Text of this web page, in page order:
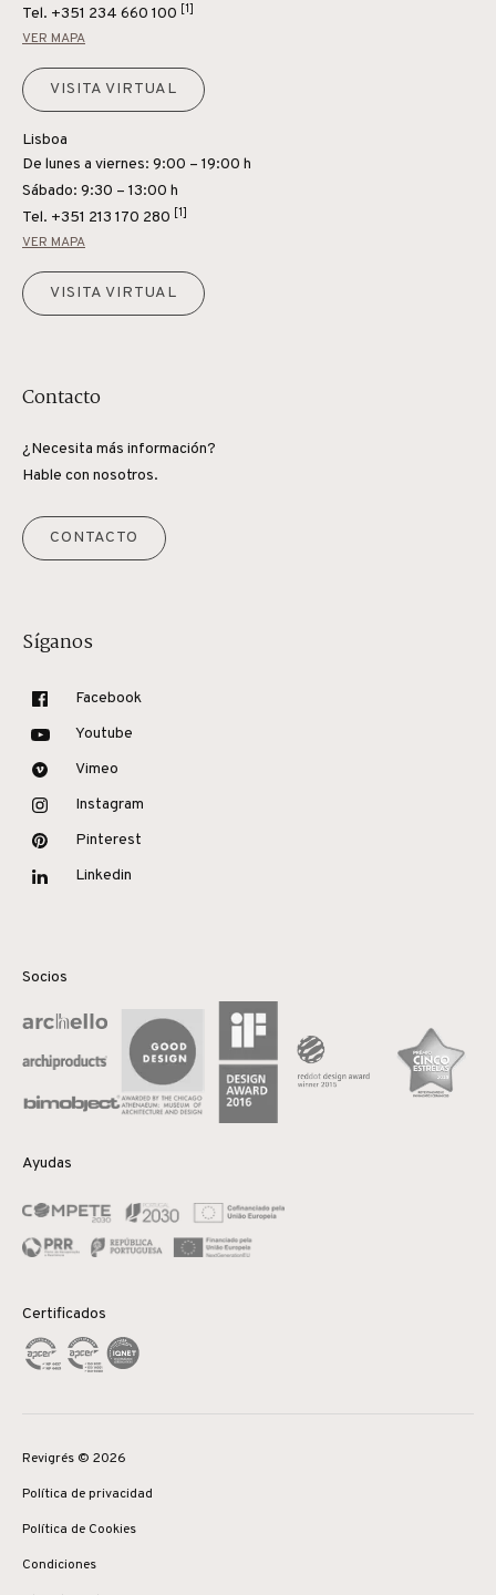
Tel. +351 234 660 100 [1]
VER MAPA
VISITA VIRTUAL
Lisboa
De lunes a viernes: 9:00 – 19:00 h
Sábado: 9:30 – 13:00 h
Tel. +351 213 170 280 [1]
VER MAPA
VISITA VIRTUAL
Contacto
¿Necesita más información?
Hable con nosotros.
CONTACTO
Síganos
Facebook
Youtube
Vimeo
Instagram
Pinterest
Linkedin
Socios
Ayudas
Certificados
Revigrés © 2026
Política de privacidad
Política de Cookies
Condiciones